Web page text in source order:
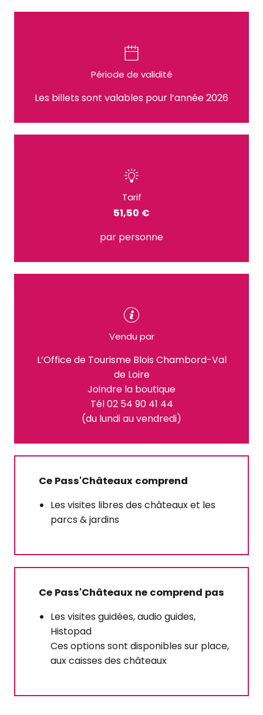
Période de validité
Les billets sont valables pour l’année 2026
Tarif
51,50 €
par personne
Vendu par
L’Office de Tourisme Blois Chambord-Val
de Loire
Joindre la boutique
Tél 02 54 90 41 44
(du lundi au vendredi)
Ce Pass'Châteaux comprend
Les visites libres des châteaux et les
parcs & jardins
Ce Pass'Châteaux ne comprend pas
Les visites guidées, audio guides,
Histopad
Ces options sont disponibles sur place,
aux caisses des châteaux